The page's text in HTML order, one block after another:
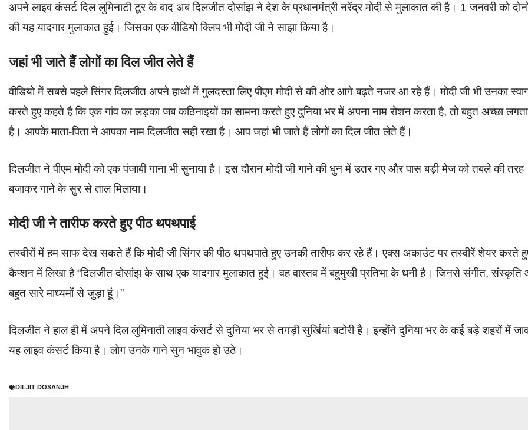
अपने लाइव कंसर्ट दिल लुमिनाटी टूर के बाद अब दिलजीत दोसांझ ने देश के प्रधानमंत्री नरेंद्र मोदी से मुलाकात की है। 1 जनवरी को
की यह यादगार मुलाकात हुई। जिसका एक वीडियो क्लिप भी मोदी जी ने साझा किया है।
जहां भी जाते हैं लोगों का दिल जीत लेते हैं
वीडियो में सबसे पहले सिंगर दिलजीत अपने हाथों में गुलदस्ता लिए पीएम मोदी से की ओर आगे बढ़ते नजर आ रहे हैं। मोदी जी भी उनका
करते हुए कहते है कि एक गांव का लड़का जब कठिनाइयों का सामना करते हुए दुनिया भर में अपना नाम रोशन करता है, तो बहुत अच्छा लगता
है। आपके माता-पिता ने आपका नाम दिलजीत सही रखा है। आप जहां भी जाते हैं लोगों का दिल जीत लेते हैं।
दिलजीत ने पीएम मोदी को एक पंजाबी गाना भी सुनाया है। इस दौरान मोदी जी गाने की धुन में उतर गए और पास बड़ी मेज को तबले की तरह
बजाकर गाने के सुर से ताल मिलाया।
मोदी जी ने तारीफ करते हुए पीठ थपथपाई
तस्वीरों में हम साफ देख सकते हैं कि मोदी जी सिंगर की पीठ थपथपाते हुए उनकी तारीफ कर रहे हैं। एक्स अकाउंट पर तस्वीरें शेयर करते
कैप्शन में लिखा है “दिलजीत दोसांझ के साथ एक यादगार मुलाकात हुई। वह वास्तव में बहुमुखी प्रतिभा के धनी है। जिनसे संगीत, संस्कृति
बहुत सारे माध्यमों से जुड़ा हूं।”
दिलजीत ने हाल ही में अपने दिल लुमिनाती लाइव कंसर्ट से दुनिया भर से तगड़ी सुर्खियां बटोरी है। इन्होंने दुनिया भर के कई बड़े शहरों में
यह लाइव कंसर्ट किया है। लोग उनके गाने सुन भावुक हो उठे।
DILJIT DOSANJH